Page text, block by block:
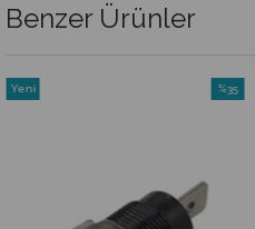
Benzer Ürünler
%35
Yeni